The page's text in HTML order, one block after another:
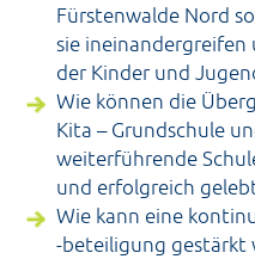
Fürstenwalde Nord
sie
der Kinder und
Wie können die
Kita – Grundschule
weiterführende
und erfolgreich
Wie kann eine
-beteiligung gestärkt